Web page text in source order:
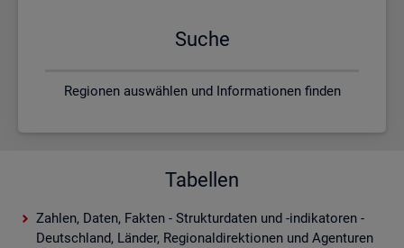
Suche
Regionen auswählen und Informationen finden
Tabellen
Zahlen, Daten, Fakten - Strukturdaten und -indikatoren -
Deutschland, Länder, Regionaldirektionen und Agenturen